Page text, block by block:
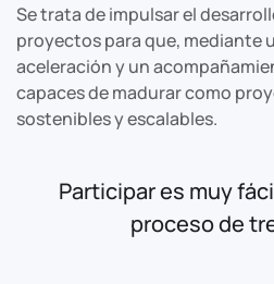
Se trata de impulsar el
proyectos para que, mediante
aceleración y un
capaces de madurar como
sostenibles y escalables.
Participar es muy
proceso de